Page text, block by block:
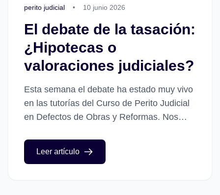
perito judicial • 10 junio 2026
El debate de la tasación:
¿Hipotecas o
valoraciones judiciales?
Esta semana el debate ha estado muy vivo
en las tutorías del Curso de Perito Judicial
en Defectos de Obras y Reformas. Nos
lanzó...
Leer artículo